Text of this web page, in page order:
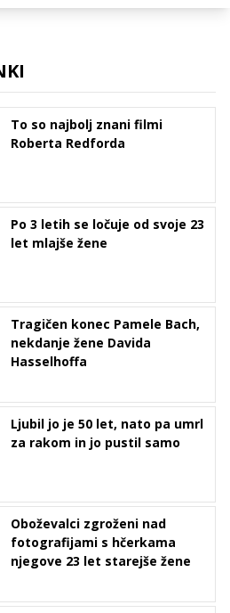
To so najbolj znani filmi
Roberta Redforda
Po 3 letih se ločuje od svoje 23
let mlajše žene
Tragičen konec Pamele Bach,
nekdanje žene Davida
Hasselhoffa
Ljubil jo je 50 let, nato pa umrl
za rakom in jo pustil samo
Oboževalci zgroženi nad
fotografijami s hčerkama
njegove 23 let starejše žene